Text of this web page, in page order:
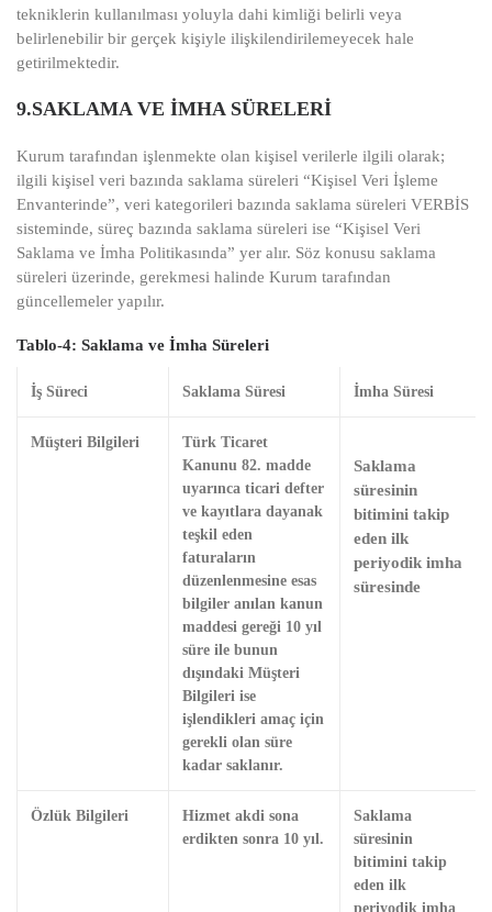
tekniklerin kullanılması yoluyla dahi kimliği belirli veya
belirlenebilir bir gerçek kişiyle ilişkilendirilemeyecek hale
getirilmektedir.
9.SAKLAMA VE İMHA SÜRELERİ
Kurum tarafından işlenmekte olan kişisel verilerle ilgili olarak;
ilgili kişisel veri bazında saklama süreleri “Kişisel Veri İşleme
Envanterinde”, veri kategorileri bazında saklama süreleri VERBİS
sisteminde, süreç bazında saklama süreleri ise “Kişisel Veri
Saklama ve İmha Politikasında” yer alır. Söz konusu saklama
süreleri üzerinde, gerekmesi halinde Kurum tarafından
güncellemeler yapılır.
Tablo-4: Saklama ve İmha Süreleri
İş Süreci Saklama Süresi İmha Süresi
Müşteri Bilgileri
Türk Ticaret
Kanunu 82. madde
uyarınca ticari defter
ve kayıtlara dayanak
teşkil eden
faturaların
düzenlenmesine esas
bilgiler anılan kanun
maddesi gereği 10 yıl
süre ile bunun
dışındaki Müşteri
Bilgileri ise
işlendikleri amaç için
gerekli olan süre
kadar saklanır.
Saklama
süresinin
bitimini takip
eden ilk
periyodik imha
süresinde
Özlük Bilgileri
Hizmet akdi sona
erdikten sonra 10 yıl.
Saklama
süresinin
bitimini takip
eden ilk
periyodik imha